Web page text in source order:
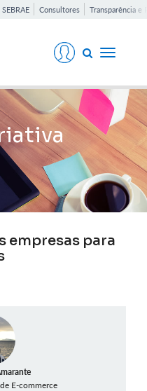
Consultores Transparência e
Toggle
empresas para
E-commerce